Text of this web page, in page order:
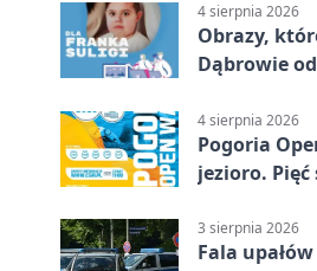
4 sierpnia 2026
Obrazy,
Dąbrowie
4 sierpnia 2026
Pogoria
jezioro.
3 sierpnia 2026
Fala